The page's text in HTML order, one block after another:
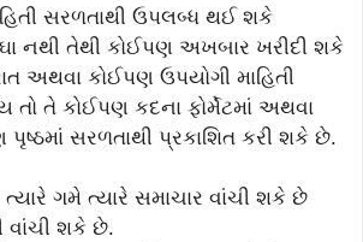
સરળતાથી ઉપલબ્ધ થઈ શકે
નથી તેથી કોઈપણ અખબાર ખરીદી શકે
અથવા કોઈપણ ઉપયોગી માહિતી
તો તે કોઈપણ કદના ફોર્મેટમાં અથવા
સરળતાથી પ્રકાશિત કરી શકે છે.
ગમે ત્યારે સમાચાર વાંચી શકે છે
વાંચી શકે છે.